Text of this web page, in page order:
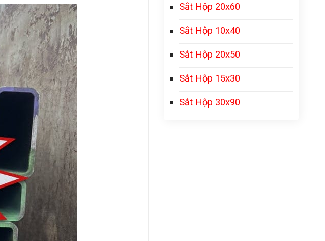
Sắt Hộp 20x60
Sắt Hộp 10x40
Sắt Hộp 20x50
Sắt Hộp 15x30
Sắt Hộp 30x90